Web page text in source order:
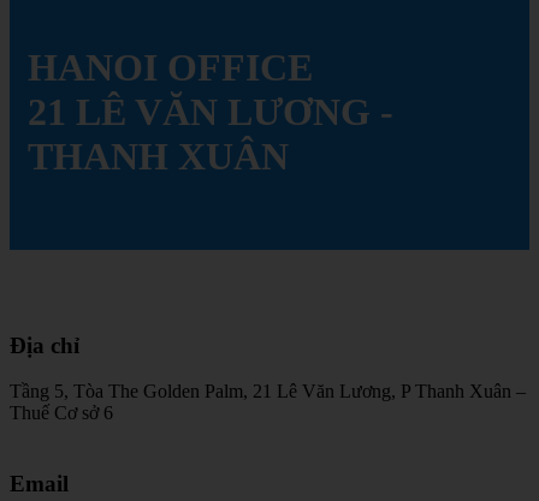
HANOI OFFICE
21 LÊ VĂN LƯƠNG -
THANH XUÂN
Địa chỉ
Tầng 5, Tòa The Golden Palm, 21 Lê Văn Lương, P Thanh Xuân –
Thuế Cơ sở 6
Email